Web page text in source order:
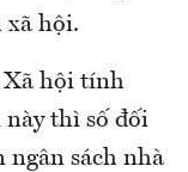
xã hội.
Xã hội tính
này thì số đối
ngân sách nhà